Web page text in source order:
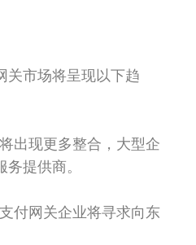
关市场将呈现以下趋
出现更多整合，大型企
提供商。
付网关企业将寻求向东